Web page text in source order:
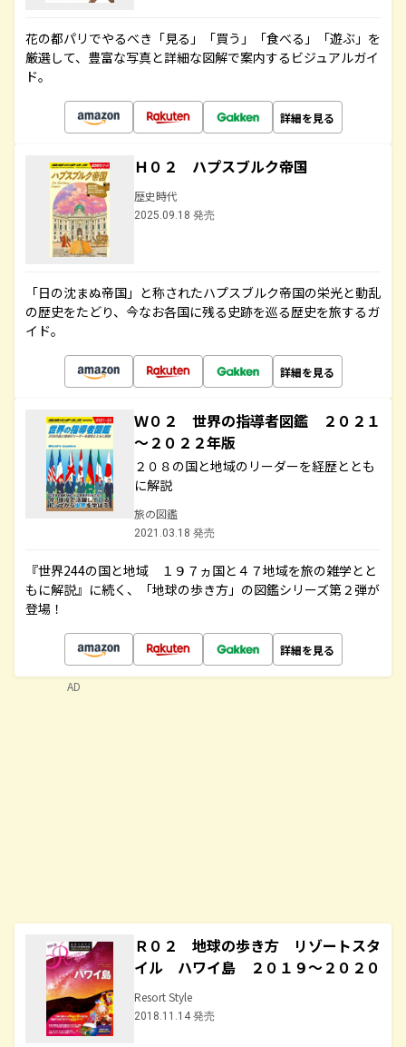
花の都パリでやるべき「見る」「買う」「食べる」「遊ぶ」を
厳選して、豊富な写真と詳細な図解で案内するビジュアルガイ
ド。
詳細を見る
Ｈ０２ ハプスブルク帝国
歴史時代
2025.09.18 発売
「日の沈まぬ帝国」と称されたハプスブルク帝国の栄光と動乱
の歴史をたどり、今なお各国に残る史跡を巡る歴史を旅するガ
イド。
詳細を見る
Ｗ０２ 世界の指導者図鑑 ２０２１
～２０２２年版
２０８の国と地域のリーダーを経歴ととも
に解説
旅の図鑑
2021.03.18 発売
『世界244の国と地域 １９７ヵ国と４７地域を旅の雑学とと
もに解説』に続く、「地球の歩き方」の図鑑シリーズ第２弾が
登場！
詳細を見る
Ｒ０２ 地球の歩き方 リゾートスタ
イル ハワイ島 ２０１９～２０２０
Resort Style
2018.11.14 発売
AD